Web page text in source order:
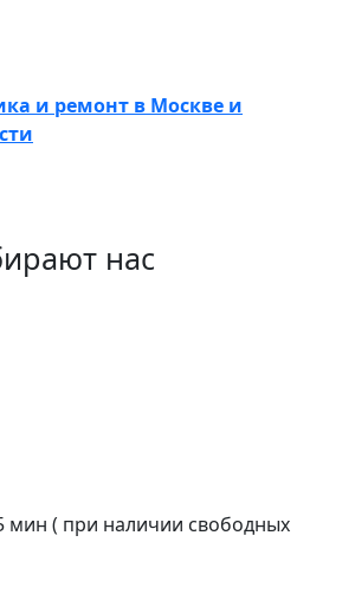
и ремонт в Москве и
нас
мин ( при наличии свободных